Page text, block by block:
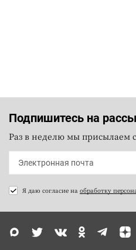
Подпишитесь на
Раз в неделю мы присылаем
Я даю согласие на обработку